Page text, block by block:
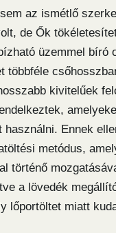
az ismétlő
de Ők
üzemmel bíró
többféle
kivitelűek
használni. Ennek
metódus,
történő
a lövedék
lőportöltet miatt